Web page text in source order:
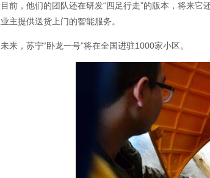
目前，他们的团队还在研发“四足行走”的版本，将来
业主提供送货上门的智能服务。
未来，苏宁“卧龙一号”将在全国进驻1000家小区。